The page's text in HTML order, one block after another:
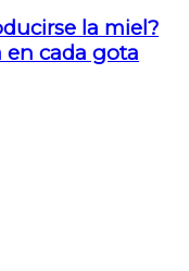
la miel?
en cada gota